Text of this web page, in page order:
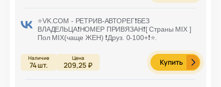
⭐️VK.COM - РЕТРИВ-АВТОРЕГ❗БЕЗ
ВЛАДЕЛЬЦА❗НОМЕР ПРИВЯЗАН❗[ Страны MIX ]
Пол MIX(чаще ЖЕН) ❗Друз. 0-100+❗⭐️.
74шт. 209,25 ₽ Купить